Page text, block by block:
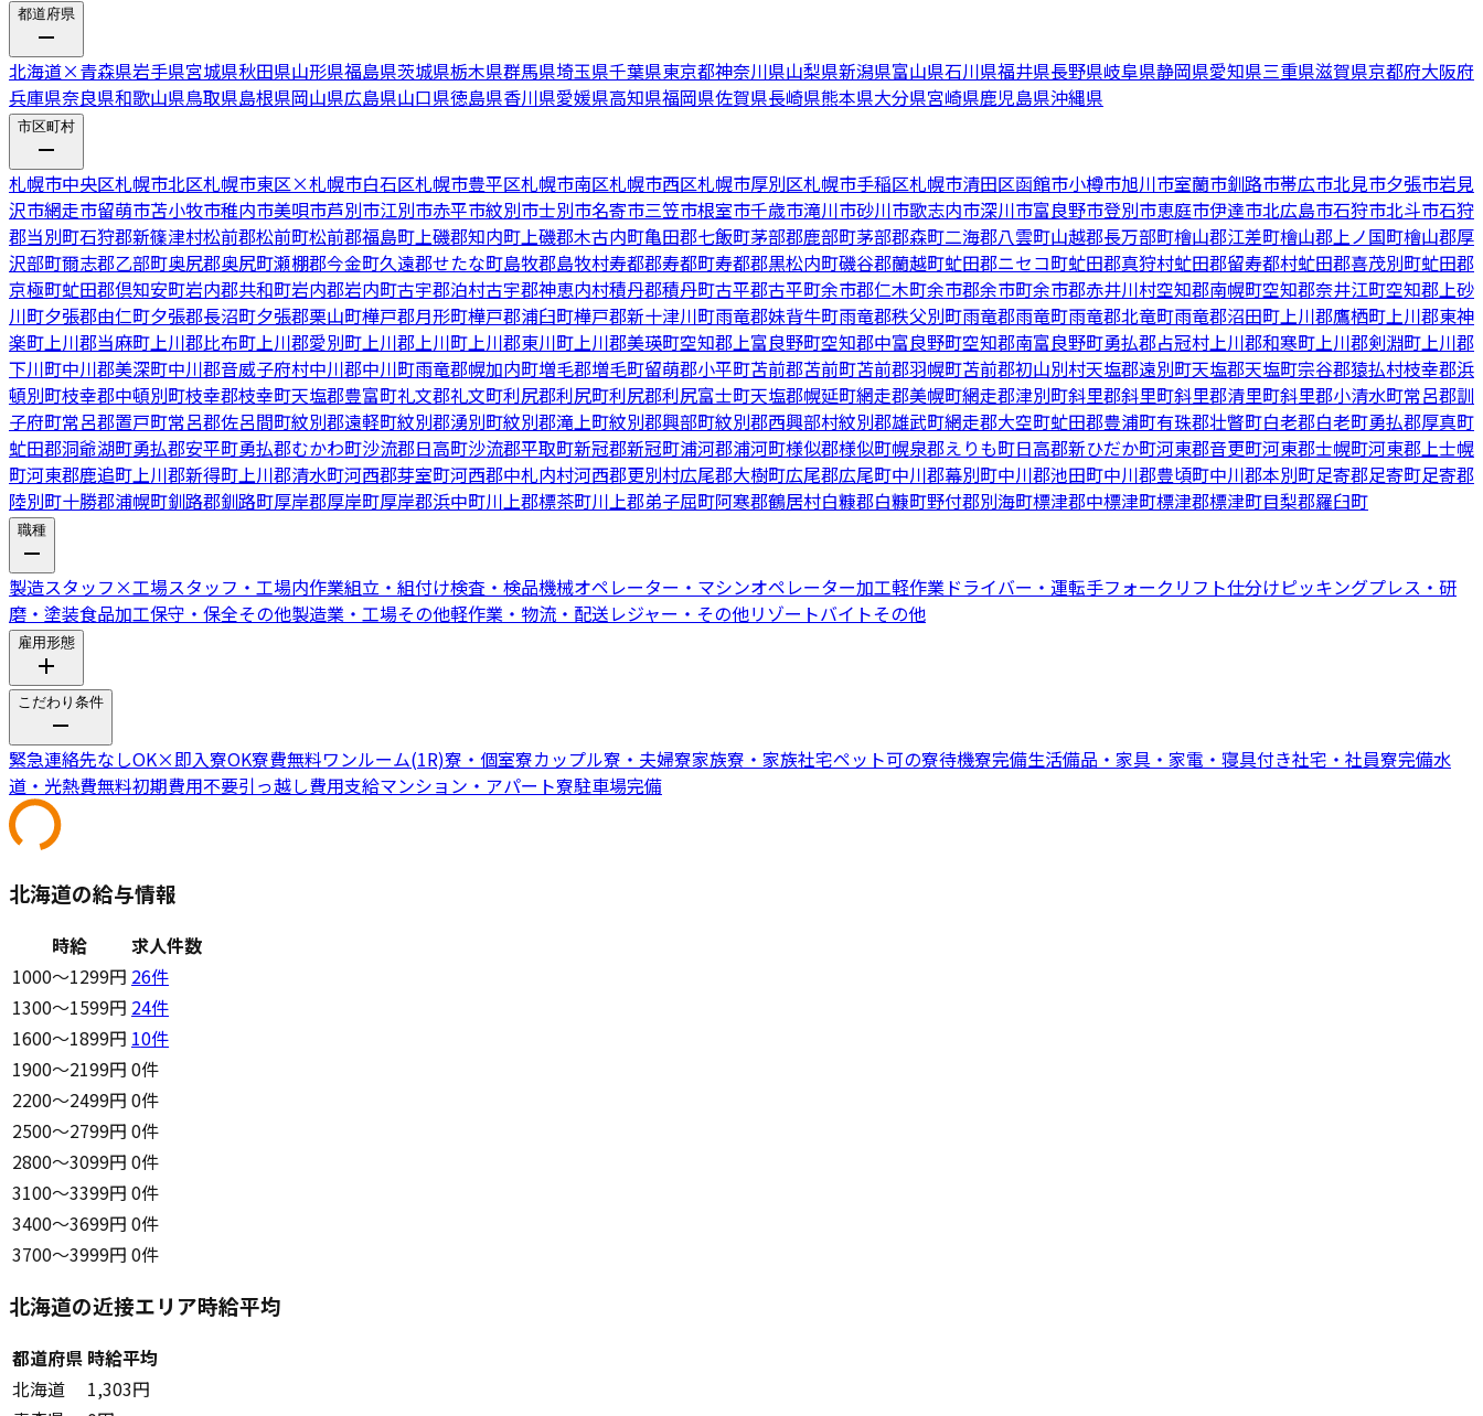
都道府県
北海道×青森県岩手県宮城県秋田県山形県福島県茨城県栃木県群馬県埼玉県千葉県東京都神奈川県山梨県新潟県富山県石川県福井県長野県岐阜県静岡県愛知県三重県滋賀県京都府大阪府
兵庫県奈良県和歌山県鳥取県島根県岡山県広島県山口県徳島県香川県愛媛県高知県福岡県佐賀県長崎県熊本県大分県宮崎県鹿児島県沖縄県
市区町村
札幌市中央区札幌市北区札幌市東区×札幌市白石区札幌市豊平区札幌市南区札幌市西区札幌市厚別区札幌市手稲区札幌市清田区函館市小樽市旭川市室蘭市釧路市帯広市北見市夕張市岩見
沢市網走市留萌市苫小牧市稚内市美唄市芦別市江別市赤平市紋別市士別市名寄市三笠市根室市千歳市滝川市砂川市歌志内市深川市富良野市登別市恵庭市伊達市北広島市石狩市北斗市石狩
郡当別町石狩郡新篠津村松前郡松前町松前郡福島町上磯郡知内町上磯郡木古内町亀田郡七飯町茅部郡鹿部町茅部郡森町二海郡八雲町山越郡長万部町檜山郡江差町檜山郡上ノ国町檜山郡厚
沢部町爾志郡乙部町奥尻郡奥尻町瀬棚郡今金町久遠郡せたな町島牧郡島牧村寿都郡寿都町寿都郡黒松内町磯谷郡蘭越町虻田郡ニセコ町虻田郡真狩村虻田郡留寿都村虻田郡喜茂別町虻田郡
京極町虻田郡倶知安町岩内郡共和町岩内郡岩内町古宇郡泊村古宇郡神恵内村積丹郡積丹町古平郡古平町余市郡仁木町余市郡余市町余市郡赤井川村空知郡南幌町空知郡奈井江町空知郡上砂
川町夕張郡由仁町夕張郡長沼町夕張郡栗山町樺戸郡月形町樺戸郡浦臼町樺戸郡新十津川町雨竜郡妹背牛町雨竜郡秩父別町雨竜郡雨竜町雨竜郡北竜町雨竜郡沼田町上川郡鷹栖町上川郡東神
楽町上川郡当麻町上川郡比布町上川郡愛別町上川郡上川町上川郡東川町上川郡美瑛町空知郡上富良野町空知郡中富良野町空知郡南富良野町勇払郡占冠村上川郡和寒町上川郡剣淵町上川郡
下川町中川郡美深町中川郡音威子府村中川郡中川町雨竜郡幌加内町増毛郡増毛町留萌郡小平町苫前郡苫前町苫前郡羽幌町苫前郡初山別村天塩郡遠別町天塩郡天塩町宗谷郡猿払村枝幸郡浜
頓別町枝幸郡中頓別町枝幸郡枝幸町天塩郡豊富町礼文郡礼文町利尻郡利尻町利尻郡利尻富士町天塩郡幌延町網走郡美幌町網走郡津別町斜里郡斜里町斜里郡清里町斜里郡小清水町常呂郡訓
子府町常呂郡置戸町常呂郡佐呂間町紋別郡遠軽町紋別郡湧別町紋別郡滝上町紋別郡興部町紋別郡西興部村紋別郡雄武町網走郡大空町虻田郡豊浦町有珠郡壮瞥町白老郡白老町勇払郡厚真町
虻田郡洞爺湖町勇払郡安平町勇払郡むかわ町沙流郡日高町沙流郡平取町新冠郡新冠町浦河郡浦河町様似郡様似町幌泉郡えりも町日高郡新ひだか町河東郡音更町河東郡士幌町河東郡上士幌
町河東郡鹿追町上川郡新得町上川郡清水町河西郡芽室町河西郡中札内村河西郡更別村広尾郡大樹町広尾郡広尾町中川郡幕別町中川郡池田町中川郡豊頃町中川郡本別町足寄郡足寄町足寄郡
陸別町十勝郡浦幌町釧路郡釧路町厚岸郡厚岸町厚岸郡浜中町川上郡標茶町川上郡弟子屈町阿寒郡鶴居村白糠郡白糠町野付郡別海町標津郡中標津町標津郡標津町目梨郡羅臼町
職種
製造スタッフ ×工場スタッフ・工場内作業組立・組付け検査・検品機械オペレーター・マシンオペレーター加工軽作業ドライバー・運転手フォークリフト仕分けピッキングプレス・研
磨・塗装食品加工保守・保全その他製造業・工場その他軽作業・物流・配送レジャー・その他リゾートバイトその他
雇用形態
こだわり条件
緊急連絡先なしOK×即入寮OK寮費無料ワンルーム(1R)寮・個室寮カップル寮・夫婦寮家族寮・家族社宅ペット可の寮待機寮完備生活備品・家具・家電・寝具付き社宅・社員寮完備水
道・光熱費無料初期費用不要引っ越し費用支給マンション・アパート寮駐車場完備
北海道の給与情報
時給
求人件数
1000〜1299円 26件
1300〜1599円 24件
1600〜1899円 10件
1900〜2199円 0件
2200〜2499円 0件
2500〜2799円 0件
2800〜3099円 0件
3100〜3399円 0件
3400〜3699円 0件
3700〜3999円 0件
北海道の近接エリア時給平均
都道府県 時給平均
北海道
1,303円